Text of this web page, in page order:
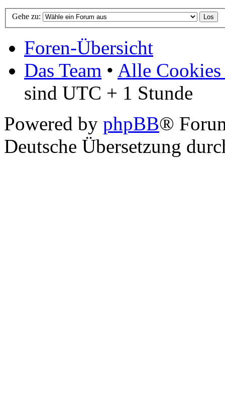
Gehe zu:
Foren-Übersicht
Das Team • Alle Cookies
sind UTC + 1 Stunde
Powered by phpBB®
Deutsche Übersetzung